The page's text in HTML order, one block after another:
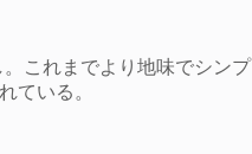
これまでより地味でシンプ
ている。